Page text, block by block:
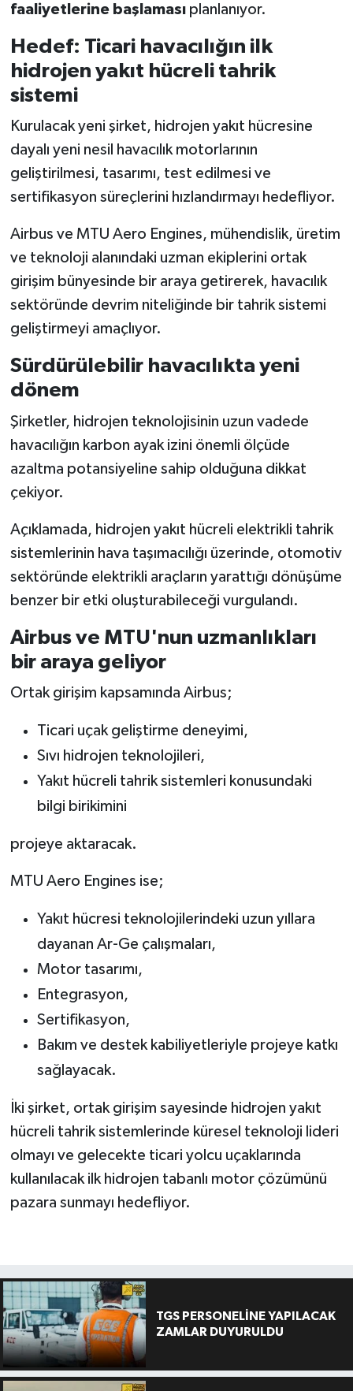
faaliyetlerine başlamasıplanlanıyor.
Hedef: Ticari havacılığın ilk
hidrojen yakıt hücreli tahrik
sistemi
Kurulacak yeni şirket, hidrojen yakıt hücresine
dayalı yeni nesil havacılık motorlarının
geliştirilmesi, tasarımı, test edilmesi ve
sertifikasyon süreçlerini hızlandırmayı hedefliyor.
Airbus ve MTU Aero Engines, mühendislik, üretim
ve teknoloji alanındaki uzman ekiplerini ortak
girişim bünyesinde bir araya getirerek, havacılık
sektöründe devrim niteliğinde bir tahrik sistemi
geliştirmeyi amaçlıyor.
Sürdürülebilir havacılıkta yeni
dönem
Şirketler, hidrojen teknolojisinin uzun vadede
havacılığın karbon ayak izini önemli ölçüde
azaltma potansiyeline sahip olduğuna dikkat
çekiyor.
Açıklamada, hidrojen yakıt hücreli elektrikli tahrik
sistemlerinin hava taşımacılığı üzerinde, otomotiv
sektöründe elektrikli araçların yarattığı dönüşüme
benzer bir etki oluşturabileceği vurgulandı.
Airbus ve MTU'nun uzmanlıkları
bir araya geliyor
Ortak girişim kapsamında Airbus;
Ticari uçak geliştirme deneyimi,
Sıvı hidrojen teknolojileri,
Yakıt hücreli tahrik sistemleri konusundaki
bilgi birikimini
projeye aktaracak.
MTU Aero Engines ise;
Yakıt hücresi teknolojilerindeki uzun yıllara
dayanan Ar-Ge çalışmaları,
Motor tasarımı,
Entegrasyon,
Sertifikasyon,
Bakım ve destek kabiliyetleriyle projeye katkı
sağlayacak.
İki şirket, ortak girişim sayesinde hidrojen yakıt
hücreli tahrik sistemlerinde küresel teknoloji lideri
olmayı ve gelecekte ticari yolcu uçaklarında
kullanılacak ilk hidrojen tabanlı motor çözümünü
pazara sunmayı hedefliyor.
TGS PERSONELİNE YAPILACAK
ZAMLAR DUYURULDU